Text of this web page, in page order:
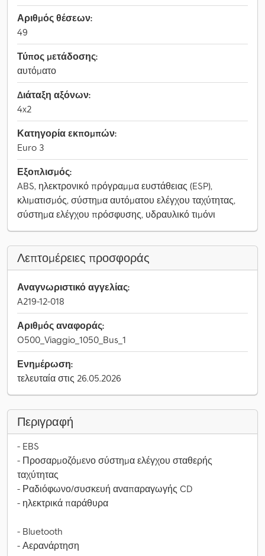
Αριθμός θέσεων:
49
Τύπος μετάδοσης:
αυτόματο
Διάταξη αξόνων:
4x2
Κατηγορία εκπομπών:
Euro 3
Εξοπλισμός:
ABS, ηλεκτρονικό πρόγραμμα ευστάθειας (ESP),
κλιματισμός, σύστημα αυτόματου ελέγχου ταχύτητας,
σύστημα ελέγχου πρόσφυσης, υδραυλικό τιμόνι
Λεπτομέρειες προσφοράς
Αναγνωριστικό αγγελίας:
A219-12-018
Αριθμός αναφοράς:
O500_Viaggio_1050_Bus_1
Ενημέρωση:
τελευταία στις 26.05.2026
Περιγραφή
- EBS
- Προσαρμοζόμενο σύστημα ελέγχου σταθερής
ταχύτητας
- Ραδιόφωνο/συσκευή αναπαραγωγής CD
- ηλεκτρικά παράθυρα
- Bluetooth
- Αερανάρτηση